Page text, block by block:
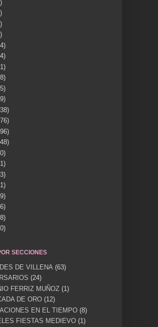
VILLENA CUÉNTAME... UN
SECCIONES
DE VILLENA (63)
(24)
FERRIZ MUÑOZ (1)
DE ORO (12)
EN EL TIEMPO (8)
FIESTAS MEDIEVO (1)